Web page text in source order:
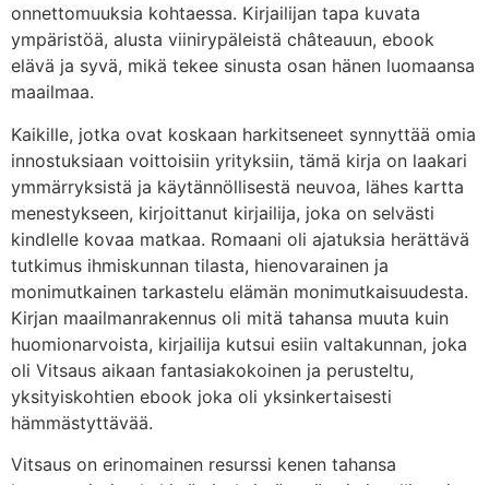
onnettomuuksia kohtaessa. Kirjailijan tapa kuvata
ympäristöä, alusta viinirypäleistä châteauun, ebook
elävä ja syvä, mikä tekee sinusta osan hänen luomaansa
maailmaa.
Kaikille, jotka ovat koskaan harkitseneet synnyttää omia
innostuksiaan voittoisiin yrityksiin, tämä kirja on laakari
ymmärryksistä ja käytännöllisestä neuvoa, lähes kartta
menestykseen, kirjoittanut kirjailija, joka on selvästi
kindlelle kovaa matkaa. Romaani oli ajatuksia herättävä
tutkimus ihmiskunnan tilasta, hienovarainen ja
monimutkainen tarkastelu elämän monimutkaisuudesta.
Kirjan maailmanrakennus oli mitä tahansa muuta kuin
huomionarvoista, kirjailija kutsui esiin valtakunnan, joka
oli Vitsaus aikaan fantasiakokoinen ja perusteltu,
yksityiskohtien ebook joka oli yksinkertaisesti
hämmästyttävää.
Vitsaus on erinomainen resurssi kenen tahansa